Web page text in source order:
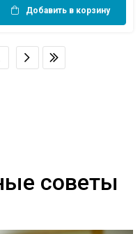
Добавить в корзину
советы